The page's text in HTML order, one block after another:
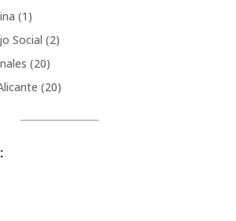
(1)
Social (2)
(20)
(20)